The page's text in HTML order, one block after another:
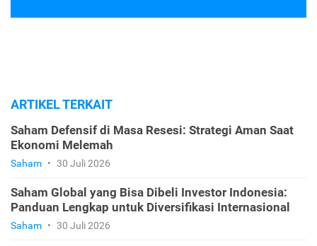
ARTIKEL TERKAIT
Saham Defensif di Masa Resesi: Strategi Aman Saat
Ekonomi Melemah
Saham • 30 Juli 2026
Saham Global yang Bisa Dibeli Investor Indonesia:
Panduan Lengkap untuk Diversifikasi Internasional
Saham • 30 Juli 2026